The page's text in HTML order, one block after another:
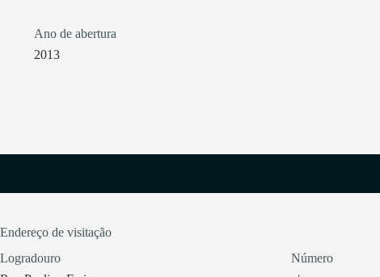
Ano de abertura
2013
Endereço de visitação
Logradouro
Número